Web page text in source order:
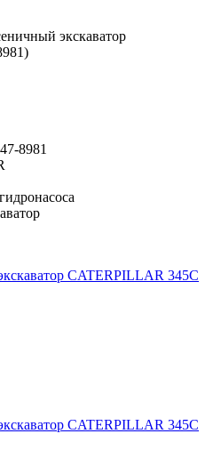
экскаватор
8981